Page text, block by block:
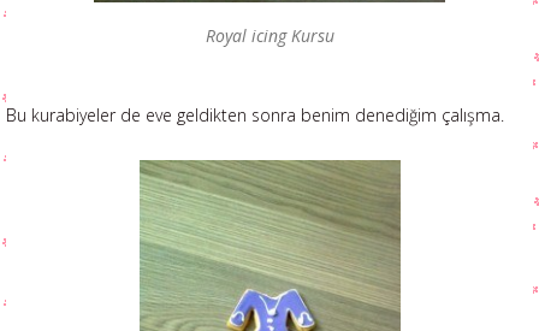
Royal icing Kursu
Bu kurabiyeler de eve geldikten sonra benim denediğim çalışma.